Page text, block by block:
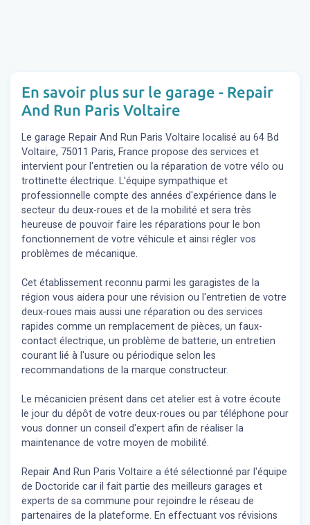
En savoir plus sur le garage - Repair
And Run Paris Voltaire
Le garage Repair And Run Paris Voltaire localisé au 64 Bd
Voltaire, 75011 Paris, France propose des services et
intervient pour l'entretien ou la réparation de votre vélo ou
trottinette électrique. L'équipe sympathique et
professionnelle compte des années d'expérience dans le
secteur du deux-roues et de la mobilité et sera très
heureuse de pouvoir faire les réparations pour le bon
fonctionnement de votre véhicule et ainsi régler vos
problèmes de mécanique.
Cet établissement reconnu parmi les garagistes de la
région vous aidera pour une révision ou l'entretien de votre
deux-roues mais aussi une réparation ou des services
rapides comme un remplacement de pièces, un faux-
contact électrique, un problème de batterie, un entretien
courant lié à l'usure ou périodique selon les
recommandations de la marque constructeur.
Le mécanicien présent dans cet atelier est à votre écoute
le jour du dépôt de votre deux-roues ou par téléphone pour
vous donner un conseil d'expert afin de réaliser la
maintenance de votre moyen de mobilité.
Repair And Run Paris Voltaire a été sélectionné par l'équipe
de Doctoride car il fait partie des meilleurs garages et
experts de sa commune pour rejoindre le réseau de
partenaires de la plateforme. En effectuant vos révisions